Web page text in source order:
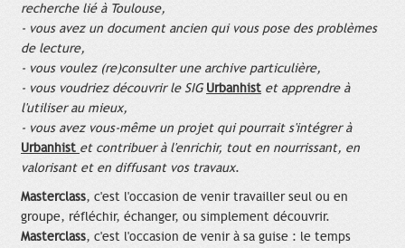
recherche lié à Toulouse,
- vous avez un document ancien qui vous pose des problèmes
de lecture,
- vous voulez (re)consulter une archive particulière,
- vous voudriez découvrir le SIG Urbanhist et apprendre à
l'utiliser au mieux,
- vous avez vous-même un projet qui pourrait s'intégrer à
Urbanhist et contribuer à l'enrichir, tout en nourrissant, en
valorisant et en diffusant vos travaux.
Masterclass, c'est l'occasion de venir travailler seul ou en
groupe, réfléchir, échanger, ou simplement découvrir.
Masterclass, c'est l'occasion de venir à sa guise : le temps